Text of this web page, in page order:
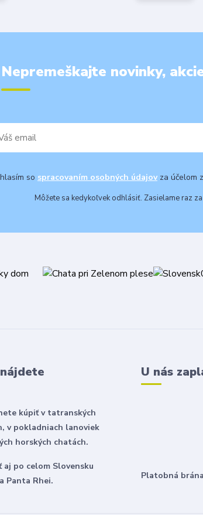
Nepremeškajte novinky,
so spracovaním osobných údajovza účelom
Môžete sa kedykoľvek odhlásiť. Zasielame raz
kúpiť v tatranských
v pokladniach lanoviek
horských chatách.
aj po celom Slovensku
Panta Rhei.
U nás
Platobná brána